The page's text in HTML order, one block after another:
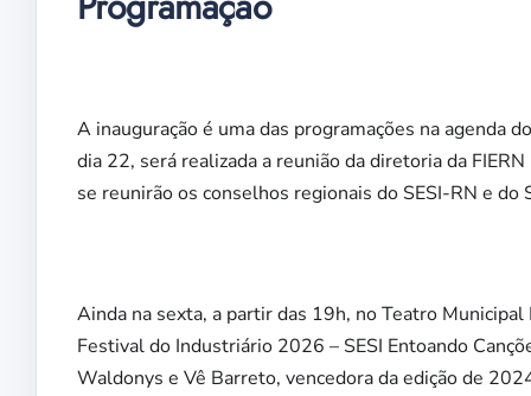
A inauguração é uma das programações na agenda
dia 22, será realizada a reunião da diretoria da
se reunirão os conselhos regionais do SESI-RN e do
Ainda na sexta, a partir das 19h, no Teatro
Festival do Industriário 2026 – SESI Entoando
Waldonys e Vê Barreto, vencedora da edição de